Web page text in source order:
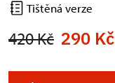
Tištěná verze
420 Kč 290 Kč